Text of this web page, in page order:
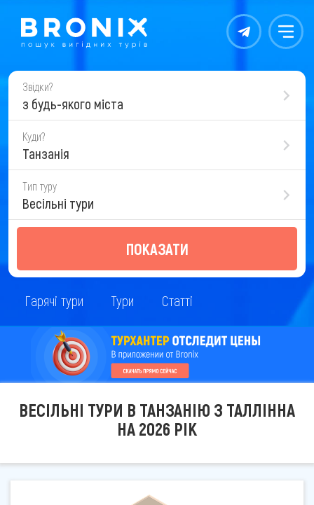
Контакты Меню
Звідки?
з будь-якого міста
Куди?
Танзанія
Тип туру
Весільні тури
ПОКАЗАТИ
Гарячі тури Тури Статті
ВЕСІЛЬНІ ТУРИ В ТАНЗАНІЮ З ТАЛЛІННА
НА 2026 РІК